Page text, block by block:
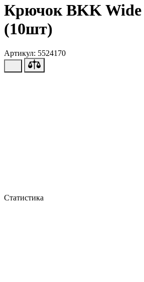
Крючок BKK
(10шт)
Артикул: 5524170
Статистика